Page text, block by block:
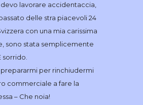
lavorare accidentaccia,
delle stra piacevoli 24
con una mia carissima
sono stata semplicemente
sorrido.
prepararmi per rinchiudermi
commerciale a fare la
– Che noia!